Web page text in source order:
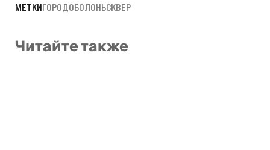
МЕТКИГОРОДОБОЛОНЬСКВЕР
Читайте также